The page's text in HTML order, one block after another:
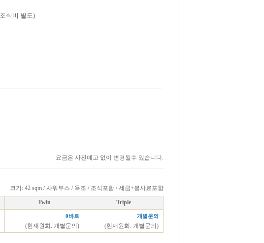
식비 별도)
요금은 사전예고 없이 변경될수 있습니다.
크기: 42 sqm / 샤워부스 / 욕조 / 조식포함 / 세금+봉사료포함
Twin Triple
0바트
(현재원화: 개별문의)
개별문의
(현재원화: 개별문의)